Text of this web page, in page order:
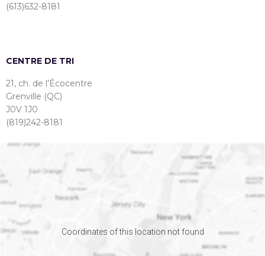
(613)632-8181
CENTRE DE TRI
21, ch. de l’Écocentre
Grenville (QC)
J0V 1J0
(819)242-8181
Coordinates of this location not found